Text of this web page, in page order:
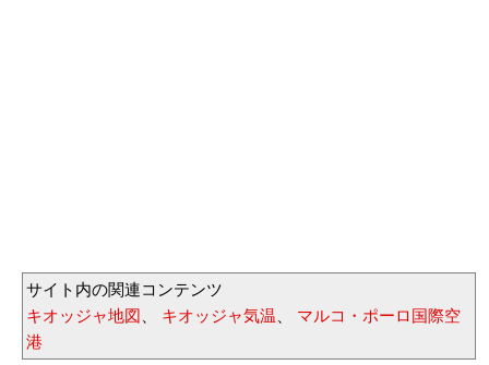
サイト内の関連コンテンツ
キオッジャ地図
キオッジャ気温
マルコ・ポーロ国際空
港